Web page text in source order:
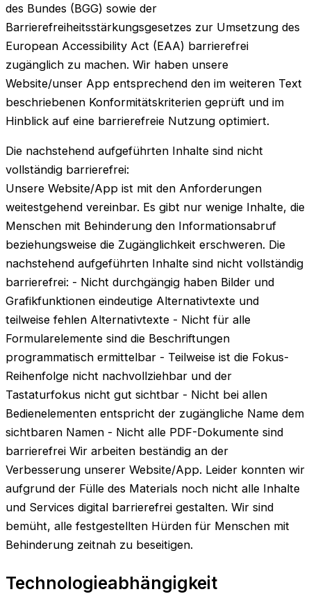
des Bundes (BGG) sowie der
Barrierefreiheitsstärkungsgesetzes zur Umsetzung des
European Accessibility Act (EAA) barrierefrei
zugänglich zu machen. Wir haben unsere
Website/unser App entsprechend den im weiteren Text
beschriebenen Konformitätskriterien geprüft und im
Hinblick auf eine barrierefreie Nutzung optimiert.
Die nachstehend aufgeführten Inhalte sind nicht
vollständig barrierefrei:
Unsere Website/App ist mit den Anforderungen
weitestgehend vereinbar. Es gibt nur wenige Inhalte, die
Menschen mit Behinderung den Informationsabruf
beziehungsweise die Zugänglichkeit erschweren. Die
nachstehend aufgeführten Inhalte sind nicht vollständig
barrierefrei: - Nicht durchgängig haben Bilder und
Grafikfunktionen eindeutige Alternativtexte und
teilweise fehlen Alternativtexte - Nicht für alle
Formularelemente sind die Beschriftungen
programmatisch ermittelbar - Teilweise ist die Fokus-
Reihenfolge nicht nachvollziehbar und der
Tastaturfokus nicht gut sichtbar - Nicht bei allen
Bedienelementen entspricht der zugängliche Name dem
sichtbaren Namen - Nicht alle PDF-Dokumente sind
barrierefrei Wir arbeiten beständig an der
Verbesserung unserer Website/App. Leider konnten wir
aufgrund der Fülle des Materials noch nicht alle Inhalte
und Services digital barrierefrei gestalten. Wir sind
bemüht, alle festgestellten Hürden für Menschen mit
Behinderung zeitnah zu beseitigen.
Technologieabhängigkeit